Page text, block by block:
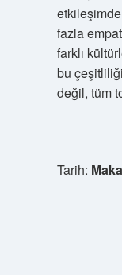
fazla
farklı
bu
değil, tüm
Tarih: